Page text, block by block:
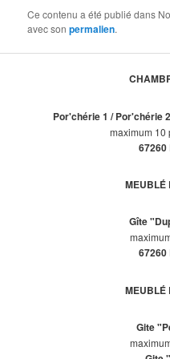
Ce contenu a été publié dans
avec sonpermalien.
Por'chérie 1 / Por'chérie
maximum 10
67260
MEUBLÉ
Gîte
67260
MEUBLÉ
Gite